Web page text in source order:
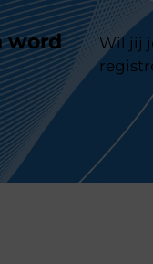
word
Wil jij